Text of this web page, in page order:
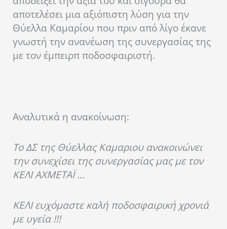
αποτελέσει μια αξιόπιστη λύση για την
Θύελλα Καμαρίου που πριν από λίγο έκανε
γνωστή την ανανέωση της συνεργασίας της
με τον έμπειρπ ποδοσφαιριστή.
Αναλυτικά η ανακοίνωση:
Το ΔΣ της Θύελλας Καμαριου ανακοινώνει
την συνεχίσει της συνεργασίας μας με τον
ΚΕΛΙ ΑΧΜΕΤΑΪ …
ΚΕΛΙ ευχόμαστε καλή ποδοσφαιρική χρονιά
με υγεία !!!